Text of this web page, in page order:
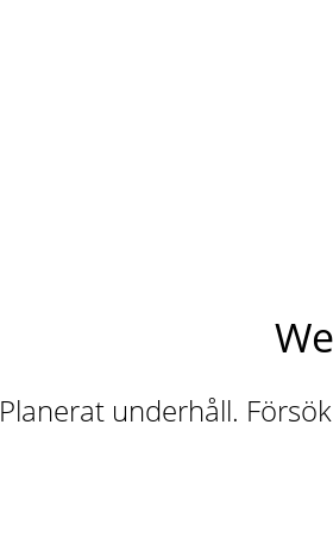
Planerat underhåll.